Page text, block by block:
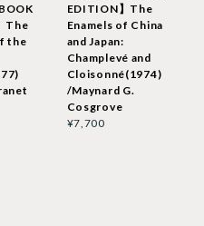
The
the
EDITION】The
Enamels of China
and Japan:
Champlevé and
Cloisonné(1974)
/Maynard G.
Cosgrove
¥7,700